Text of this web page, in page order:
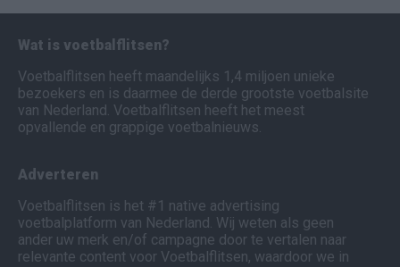
Wat is voetbalflitsen?
Voetbalflitsen heeft maandelijks 1,4 miljoen unieke
bezoekers en is daarmee de derde grootste voetbalsite
van Nederland. Voetbalflitsen heeft het meest
opvallende en grappige voetbalnieuws.
Adverteren
Voetbalflitsen is het #1 native advertising
voetbalplatform van Nederland. Wij weten als geen
ander uw merk en/of campagne door te vertalen naar
relevante content voor Voetbalflitsen, waardoor we in